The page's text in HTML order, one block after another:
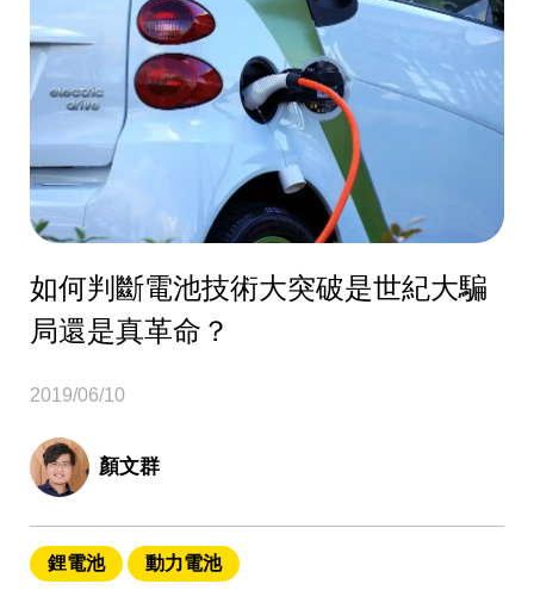
如何判斷電池技術大突破是世紀大騙
局還是真革命？
2019/06/10
顏文群
鋰電池 動力電池